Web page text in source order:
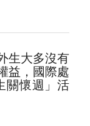
生大多沒有
益，國際處
關懷週」活